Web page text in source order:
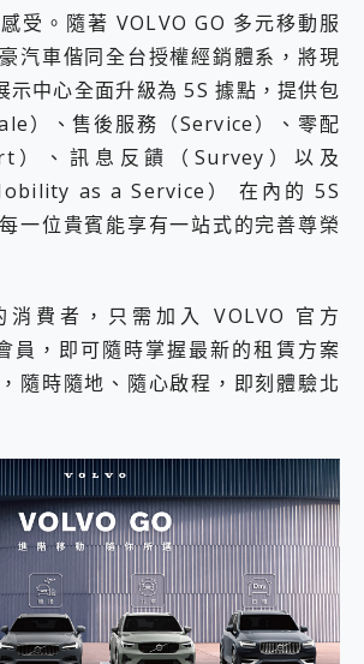
受。隨著 VOLVO GO 多元移動服
汽車偕同全台授權經銷體系，將現
示中心全面升級為 5S 據點，提供包
）、售後服務（Service）、零配
）、訊息反饋（Survey）以及
as a Service） 在內的 5S
一位貴賓能享有一站式的完善尊榮
消費者，只需加入 VOLVO 官方
員，即可隨時掌握最新的租賃方案
隨時隨地、隨心啟程，即刻體驗北